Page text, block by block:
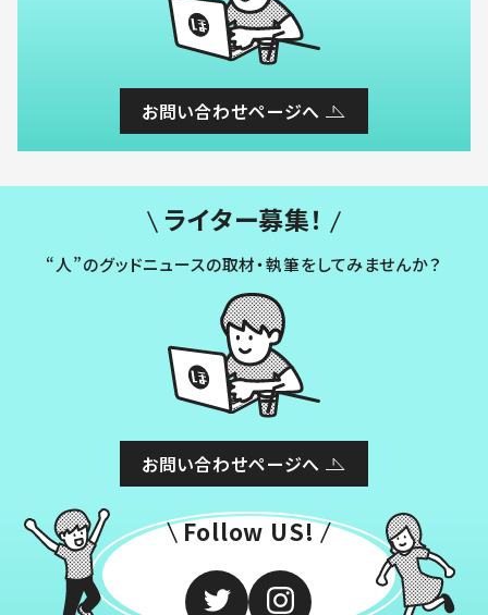
お問い合わせページへ
ライター募集！
“人”のグッドニュースの取材・執筆をしてみませんか？
お問い合わせページへ
Follow US!